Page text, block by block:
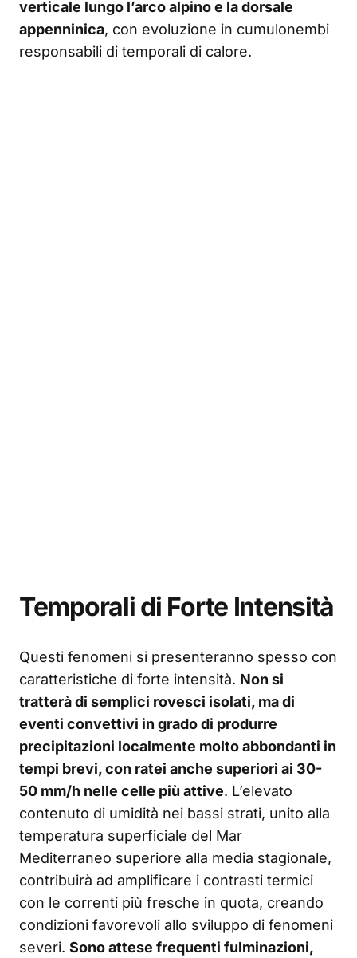
verticale lungo l’arco alpino e la dorsale
appenninica, con evoluzione in cumulonembi
responsabili di temporali di calore.
Temporali di Forte Intensità
Questi fenomeni si presenteranno spesso con
caratteristiche di forte intensità. Non si
tratterà di semplici rovesci isolati, ma di
eventi convettivi in grado di produrre
precipitazioni localmente molto abbondanti in
tempi brevi, con ratei anche superiori ai 30-
50 mm/h nelle celle più attive. L’elevato
contenuto di umidità nei bassi strati, unito alla
temperatura superficiale del Mar
Mediterraneo superiore alla media stagionale,
contribuirà ad amplificare i contrasti termici
con le correnti più fresche in quota, creando
condizioni favorevoli allo sviluppo di fenomeni
severi. Sono attese frequenti fulminazioni,